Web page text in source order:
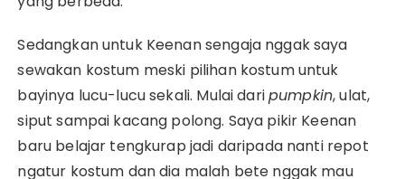
Sedangkan untuk Keenan sengaja nggak saya
sewakan kostum meski pilihan kostum untuk
bayinya lucu-lucu sekali. Mulai daripumpkin, ulat,
siput sampai kacang polong. Saya pikir Keenan
baru belajar tengkurap jadi daripada nanti repot
ngatur kostum dan dia malah bete nggak mau